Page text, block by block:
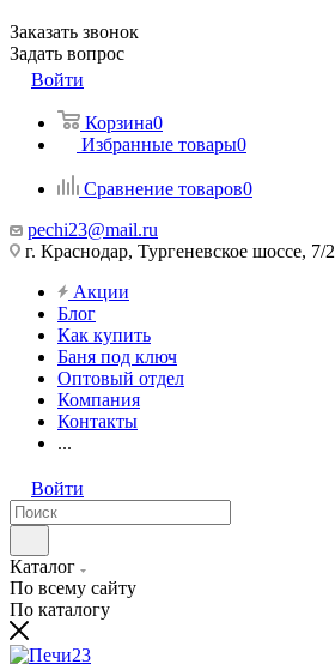
Заказать звонок
Задать вопрос
Войти
Корзина0
Избранные товары0
Сравнение товаров0
pechi23@mail.ru
г. Краснодар, Тургеневское шоссе, 7/2
Акции
Блог
Как купить
Баня под ключ
Оптовый отдел
Компания
Контакты
...
Войти
Каталог
По всему сайту
По каталогу